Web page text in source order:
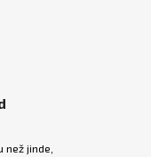
než jinde,